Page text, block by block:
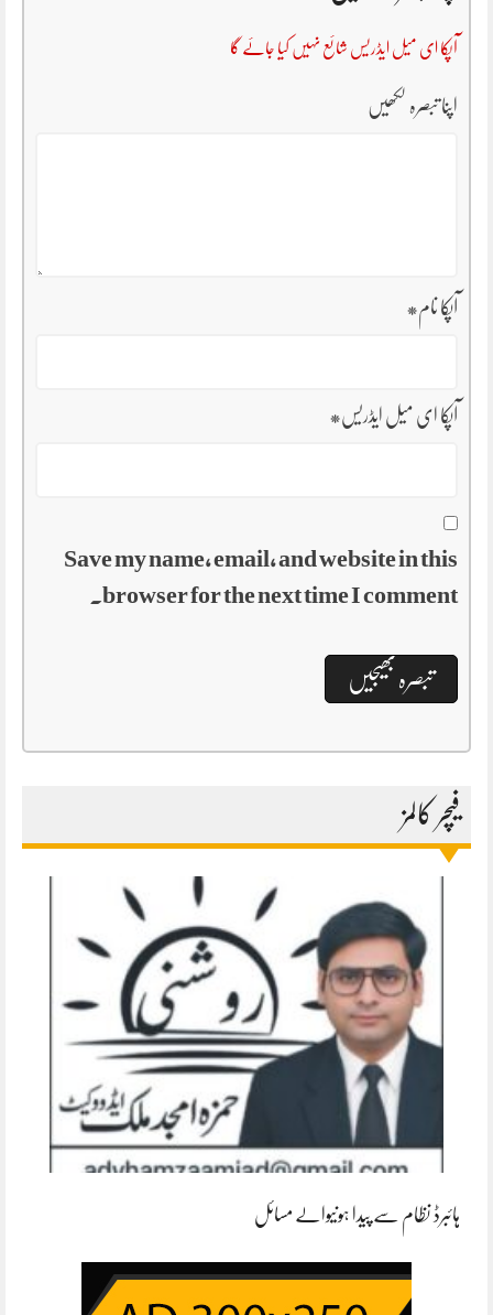
آپکا ای میل ایڈریس شائع نہیں کیا جائے گا
اپنا تبصرہ لکھیں
آپکا نام*
آپکا ای میل ایڈریس*
Save my name, email, and website in this
browser for the next time I comment.
فیچر کالمز
ہائبرڈ نظام سے پیدا ہونیوالے مسائل